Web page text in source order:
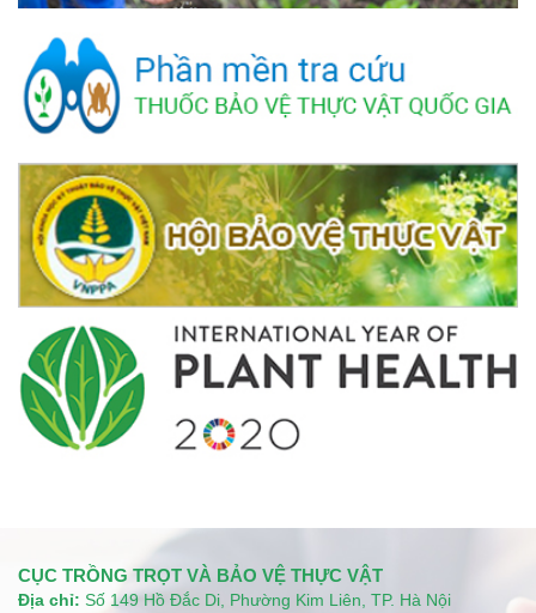
CỤC TRỒNG TRỌT VÀ BẢO VỆ THỰC VẬT
Địa chỉ: Số 149 Hồ Đắc Di, Phường Kim Liên, TP. Hà Nội